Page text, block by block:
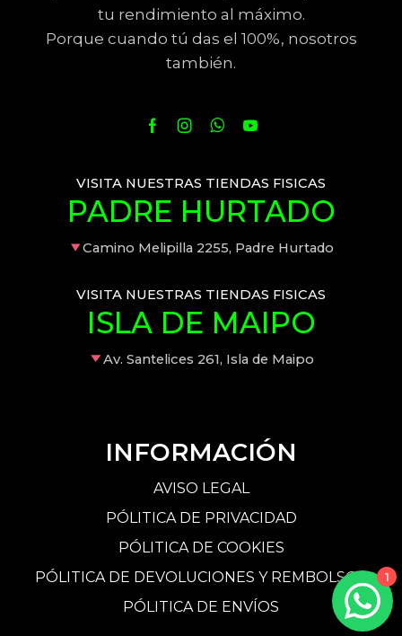
tu rendimiento al máximo.
Porque cuando tú das el 100%, nosotros
también.
VISITA NUESTRAS TIENDAS FISICAS
PADRE HURTADO
Camino Melipilla 2255, Padre Hurtado
VISITA NUESTRAS TIENDAS FISICAS
ISLA DE MAIPO
Av. Santelices 261, Isla de Maipo
INFORMACIÓN
AVISO LEGAL
PÓLITICA DE PRIVACIDAD
PÓLITICA DE COOKIES
PÓLITICA DE DEVOLUCIONES Y REMBOLSOS
PÓLITICA DE ENVÍOS
1